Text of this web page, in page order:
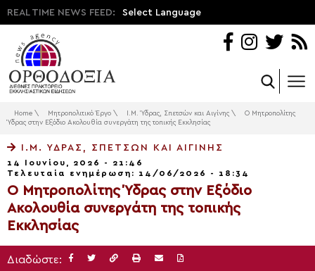
REAL TIME NEWS FEED: Select Language
Home \ Μητροπολιτικό Έργο \ Ι.Μ. Ύδρας, Σπετσών και Αιγίνης \
Ο Μητροπολίτης
Ύδρας στην Εξόδιο Ακολουθία συνεργάτη της τοπικής Εκκλησίας
Ι.Μ. ΎΔΡΑΣ, ΣΠΕΤΣΏΝ ΚΑΙ ΑΙΓΊΝΗΣ
14 Ιουνίου, 2026 - 21:46
Τελευταία ενημέρωση: 14/06/2026 - 18:34
Ο Μητροπολίτης Ύδρας στην Εξόδιο
Ακολουθία συνεργάτη της τοπικής
Εκκλησίας
Διαδώστε: